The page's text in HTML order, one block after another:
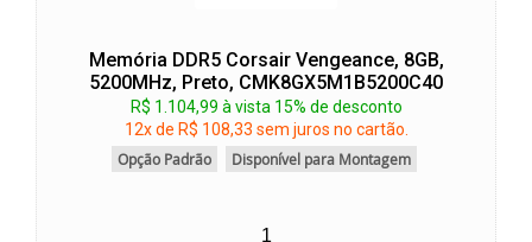
Memória DDR5 Corsair Vengeance, 8GB,
5200MHz, Preto, CMK8GX5M1B5200C40
R$ 1.104,99 à vista 15% de desconto
12x de R$ 108,33 sem juros no cartão.
Opção Padrão
Disponível para Montagem